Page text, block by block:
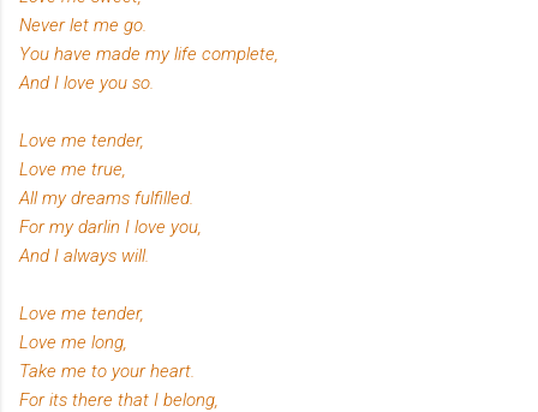
Never let me go.
You have made my life complete,
And I love you so.
Love me tender,
Love me true,
All my dreams fulfilled.
For my darlin I love you,
And I always will.
Love me tender,
Love me long,
Take me to your heart.
For its there that I belong,